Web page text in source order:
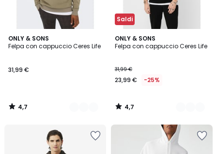
ONLY & SONS
Felpa con cappuccio Ceres Life
31,99 €
4,7
/ 5
6
Colori
4,7
/
Saldi
ONLY & SONS
Felpa con cappuccio Ceres Life
31,99 €
23,99 € -25%
4,7
/ 5
6
Colori
4,7
/